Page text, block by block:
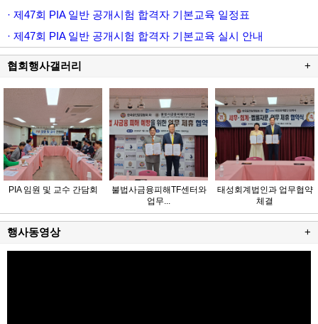
· 제47회 PIA 일반 공개시험 합격자 기본교육 일정표
· 제47회 PIA 일반 공개시험 합격자 기본교육 실시 안내
협회행사갤러리 +
PIA 임원 및 교수 간담회
불법사금융피해TF센터와
업무...
태성회계법인과 업무협약
체결
행사동영상 +